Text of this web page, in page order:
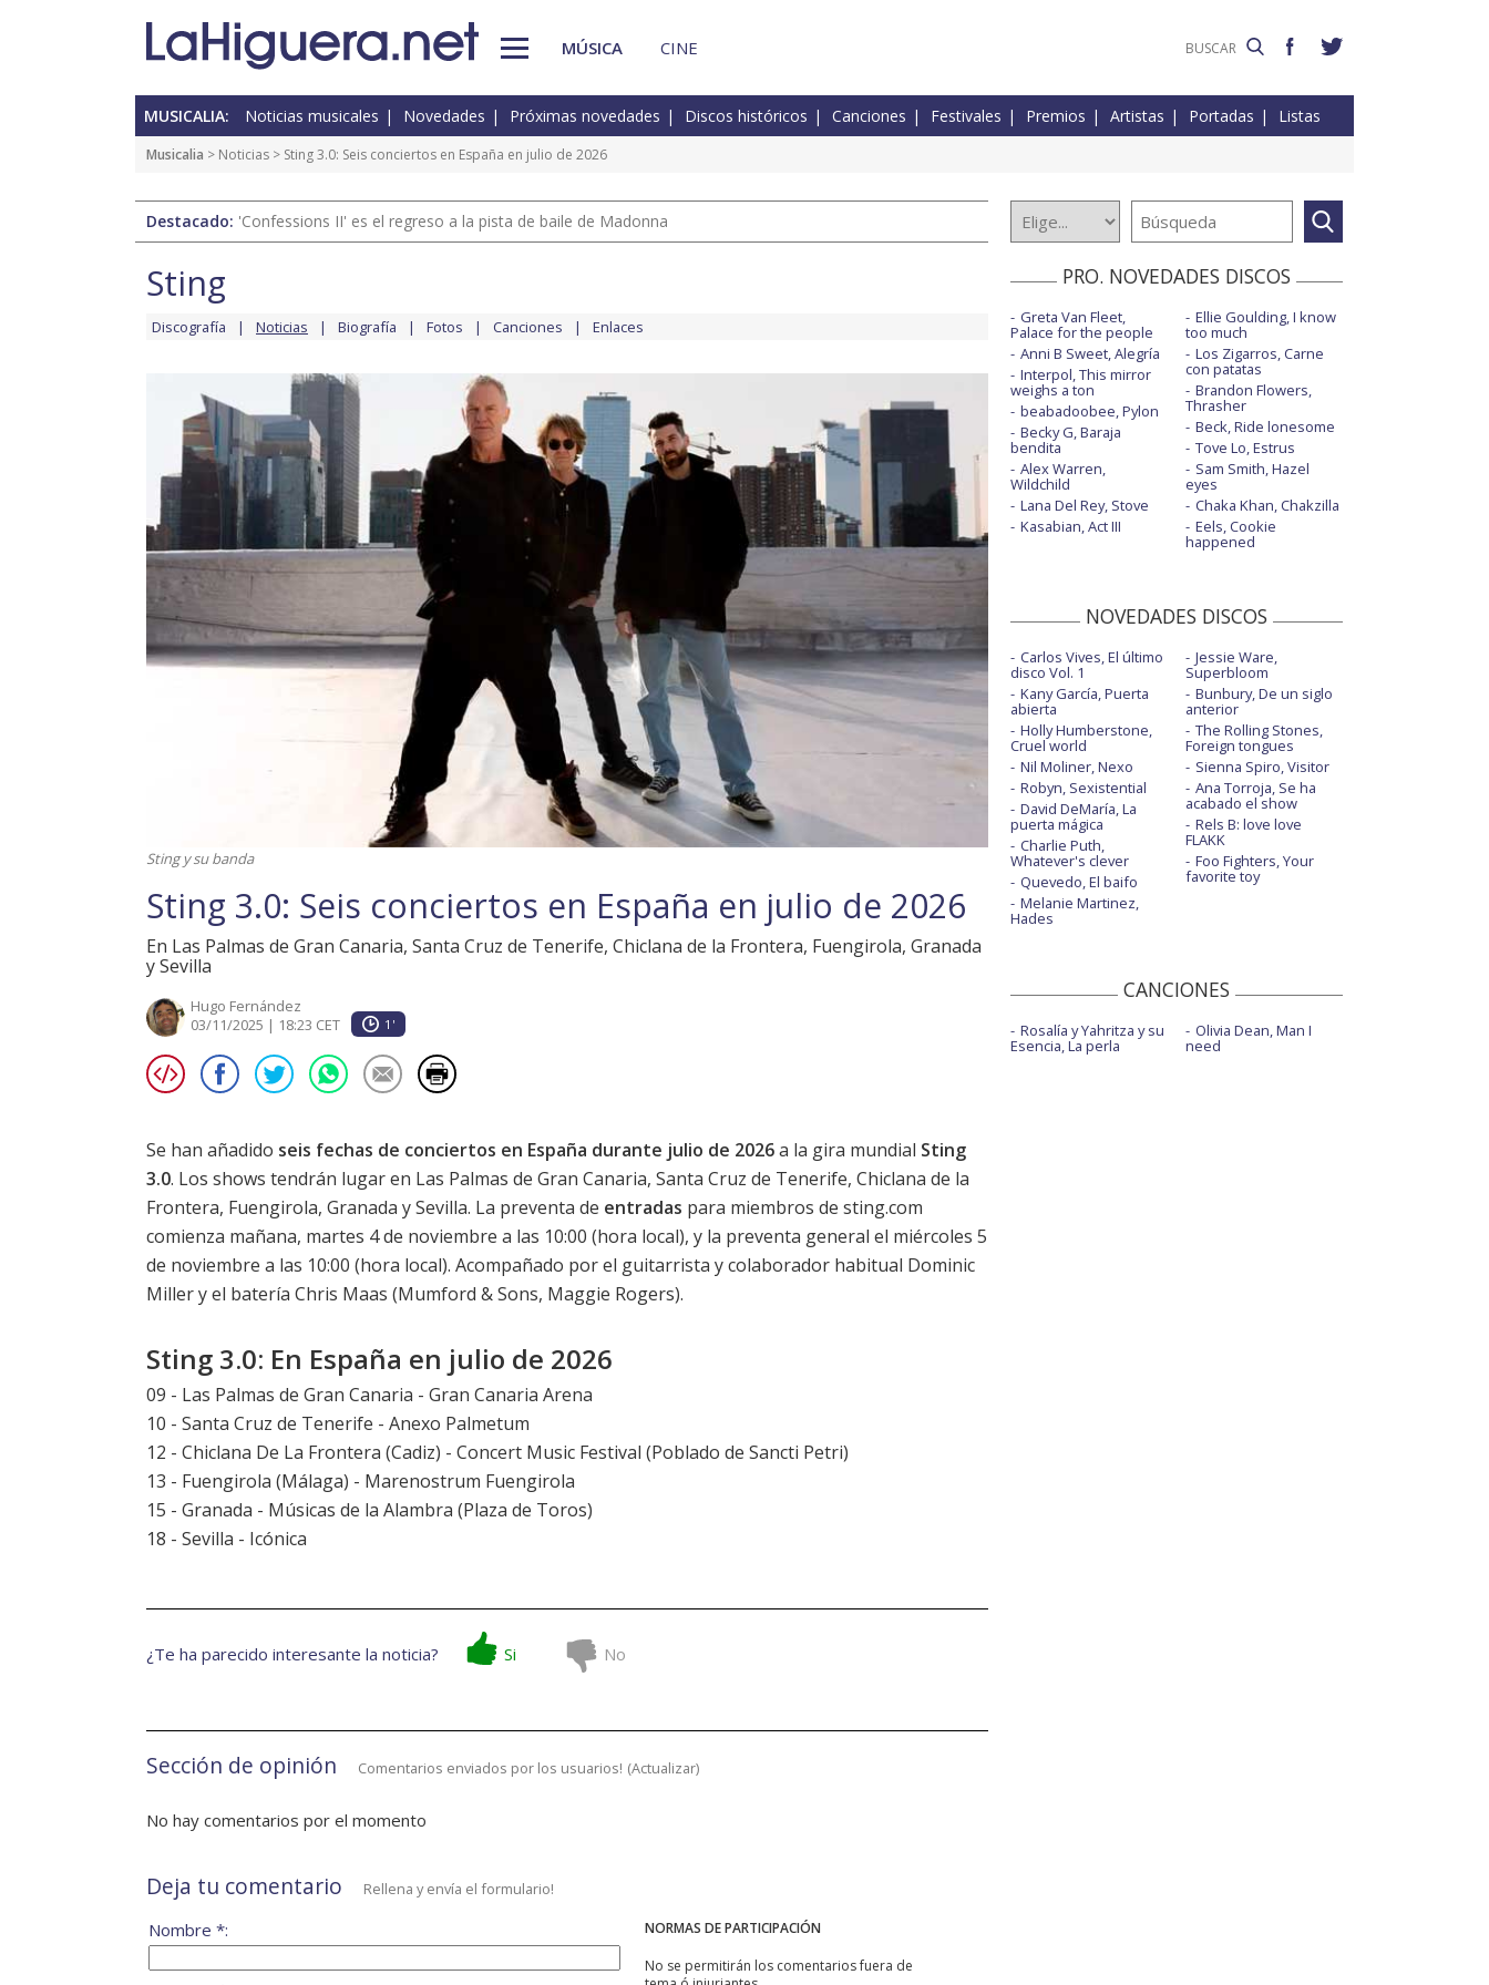
MÚSICA CINE
MUSICALIA: Noticias musicales Novedades Próximas novedades Discos históricos Canciones Festivales Premios Artistas Portadas Listas
Musicalia > Noticias > Sting 3.0: Seis conciertos en España en julio de 2026
Destacado: 'Confessions II' es el regreso a la pista de baile de Madonna
Sting
Discografía Noticias Biografía Fotos Canciones Enlaces
Sting y su banda
Sting 3.0: Seis conciertos en España en julio de 2026
En Las Palmas de Gran Canaria, Santa Cruz de Tenerife, Chiclana de la Frontera, Fuengirola, Granada
y Sevilla
Hugo Fernández
03/11/2025 | 18:23 CET
1'
Se han añadido seis fechas de conciertos en España durante julio de 2026a la gira mundial Sting
3.0. Los shows tendrán lugar en Las Palmas de Gran Canaria, Santa Cruz de Tenerife, Chiclana de la
Frontera, Fuengirola, Granada y Sevilla. La preventa de entradas para miembros de sting.com
comienza mañana, martes 4 de noviembre a las 10:00 (hora local), y la preventa general el miércoles 5
de noviembre a las 10:00 (hora local). Acompañado por el guitarrista y colaborador habitual Dominic
Miller y el batería Chris Maas (Mumford & Sons, Maggie Rogers).
Sting 3.0: En España en julio de 2026
09 - Las Palmas de Gran Canaria - Gran Canaria Arena
10 - Santa Cruz de Tenerife - Anexo Palmetum
12 - Chiclana De La Frontera (Cadiz) - Concert Music Festival (Poblado de Sancti Petri)
13 - Fuengirola (Málaga) - Marenostrum Fuengirola
15 - Granada - Músicas de la Alambra (Plaza de Toros)
18 - Sevilla - Icónica
¿Te ha parecido interesante la noticia? Si No
Sección de opinión Comentarios enviados por los usuarios! (Actualizar)
No hay comentarios por el momento
Deja tu comentario Rellena y envía el formulario!
NORMAS DE PARTICIPACIÓN
No se permitirán los comentarios fuera de
Nombre *:
PRO. NOVEDADES DISCOS
Greta Van Fleet,
Palace for the people
Anni B Sweet, Alegría
Interpol, This mirror
weighs a ton
beabadoobee, Pylon
Becky G, Baraja
bendita
Alex Warren,
Wildchild
Lana Del Rey, Stove
Kasabian, Act III
Ellie Goulding, I know
too much
Los Zigarros, Carne
con patatas
Brandon Flowers,
Thrasher
Beck, Ride lonesome
Tove Lo, Estrus
Sam Smith, Hazel
eyes
Chaka Khan, Chakzilla
Eels, Cookie
happened
NOVEDADES DISCOS
Carlos Vives, El último
disco Vol. 1
Kany García, Puerta
abierta
Holly Humberstone,
Cruel world
Nil Moliner, Nexo
Robyn, Sexistential
David DeMaría, La
puerta mágica
Charlie Puth,
Whatever's clever
Quevedo, El baifo
Melanie Martinez,
Hades
Jessie Ware,
Superbloom
Bunbury, De un siglo
anterior
The Rolling Stones,
Foreign tongues
Sienna Spiro, Visitor
Ana Torroja, Se ha
acabado el show
Rels B: love love
FLAKK
Foo Fighters, Your
favorite toy
CANCIONES
Rosalía y Yahritza y su
Esencia, La perla
Olivia Dean, Man I
need